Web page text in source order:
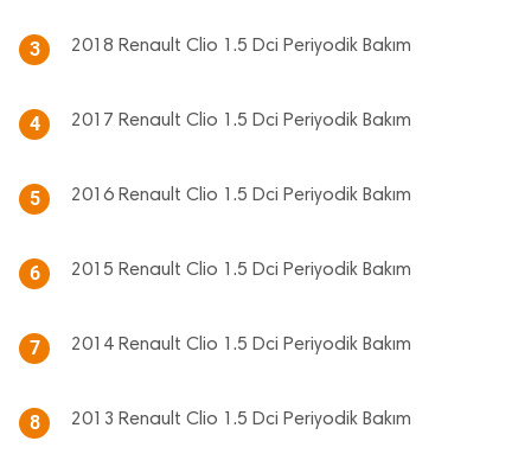
3 2018 Renault Clio 1.5 Dci Periyodik Bakım
4 2017 Renault Clio 1.5 Dci Periyodik Bakım
5 2016 Renault Clio 1.5 Dci Periyodik Bakım
6 2015 Renault Clio 1.5 Dci Periyodik Bakım
7 2014 Renault Clio 1.5 Dci Periyodik Bakım
8 2013 Renault Clio 1.5 Dci Periyodik Bakım